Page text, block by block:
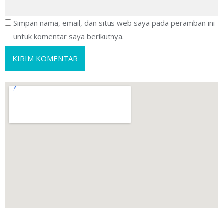
Simpan nama, email, dan situs web saya pada peramban ini
untuk komentar saya berikutnya.